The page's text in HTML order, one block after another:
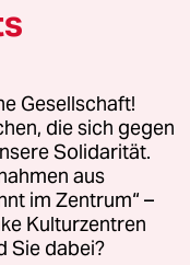
oder für Genehmigungen
Richtlinien
AGB
Gesellschaft!
die sich gegen
Solidarität.
aus
im Zentrum“ –
Kulturzentren
Sie dabei?